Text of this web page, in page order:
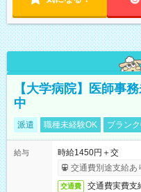
【大学病院】医師事
中
派遣 職種未経験OK ブラン
給与
時給1450円＋交
交通費別途支給あ
交通費 交通費実費支